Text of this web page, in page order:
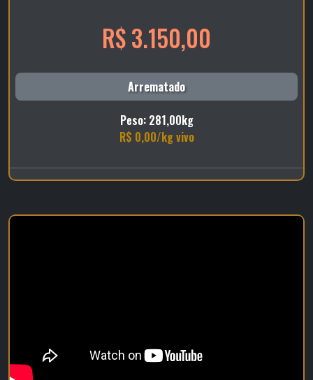
R$ 3.150,00
Arrematado
Peso: 281,00kg
R$ 0,00/kg vivo